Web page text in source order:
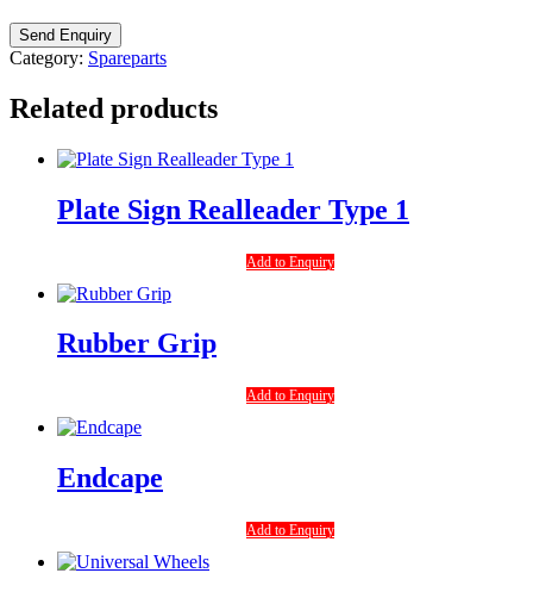
Send Enquiry
Category: Spareparts
Related products
Plate Sign Realleader Type 1
Add to Enquiry
Rubber Grip
Add to Enquiry
Endcape
Add to Enquiry